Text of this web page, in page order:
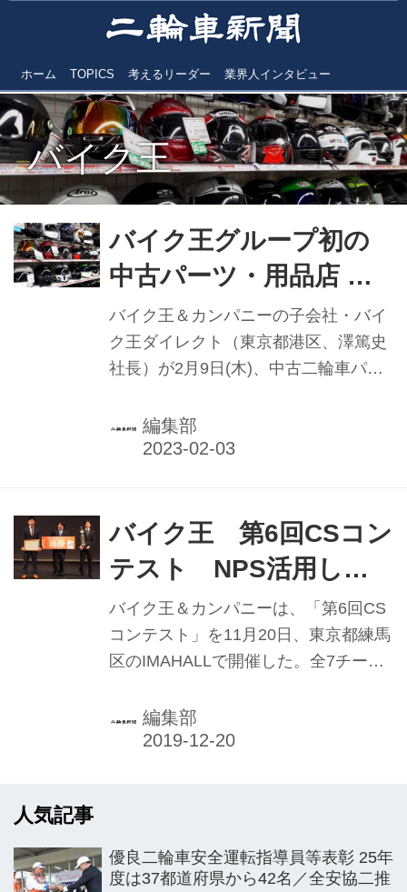
ホーム TOPICS 考えるリーダー 業界人インタビュー
バイク王
バイク王グループ初の
中古パーツ・用品店 宇
都宮に2023年2月9日オ
ープン ジャンク市など
オープニングキャンペ
ーンも
バイク王＆カンパニーの子会社・バイ
ク王ダイレクト（東京都港区、澤篤史
社長）が2月9日(木)、中古二輪車パー
ガレージライダース宇都宮インターパ
ーク店」をオープンする。 「まだ世界
を超えたライフデザイン企業となるこ
とを目指すバイク王＆カンパニー。現
在はバイク事業とのシナジー効果を創
出する新規事業への参入を進めてお
り、またESG経営などを通じた社会課
題解決にも取り組んでいる。 そうした
王ダイレクト」を開設。パーツ・用
品・車両のオンライン販売を手掛けて
編集部
バイク王 第6回CSコン
テスト NPS活用した
取組発表 顧客満足度と
ともに収益を向上
バイク王＆カンパニーは、「第6回CS
コンテスト」を11月20日、東京都練馬
区のIMAHALLで開催した。全7チーム
い、審査の結果、「バイク王盛岡店」
が優勝となった。
編集部
人気記事
優良二輪車安全運転指導員等表彰 25年
度は37都道府県から42名／全安協二推